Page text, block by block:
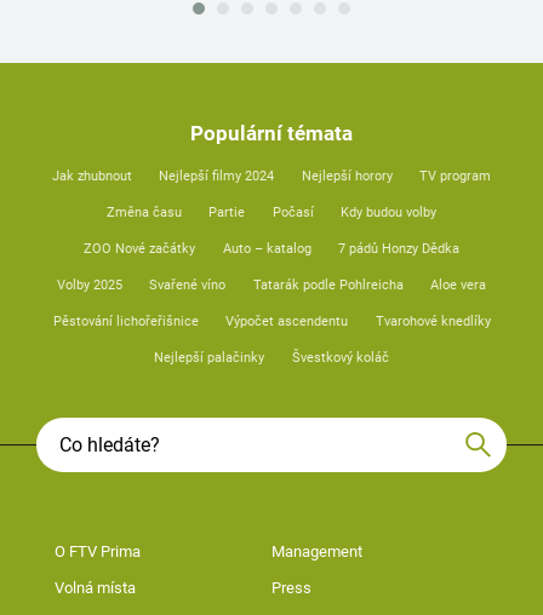
Populární témata
Jak zhubnout Nejlepší filmy 2024 Nejlepší horory TV program
Změna času Partie Počasí Kdy budou volby
ZOO Nové začátky Auto – katalog 7 pádů Honzy Dědka
Volby 2025 Svařené víno Tatarák podle Pohlreicha Aloe vera
Pěstování lichořeřišnice Výpočet ascendentu Tvarohové knedlíky
Nejlepší palačinky Švestkový koláč
O FTV Prima Management
Volná místa Press